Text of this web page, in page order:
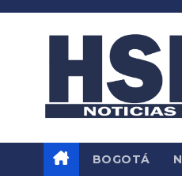
Saltar
BOGOTÁ